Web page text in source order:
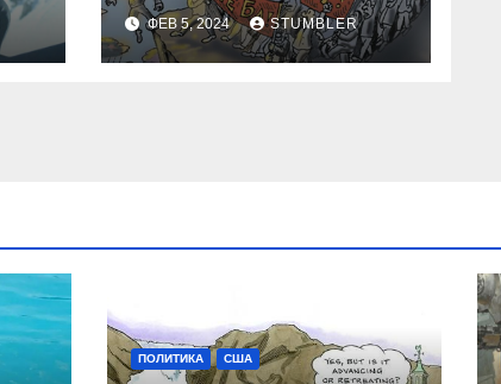
ФЕВ 5, 2024 STUMBLER
ПОЛИТИКА США